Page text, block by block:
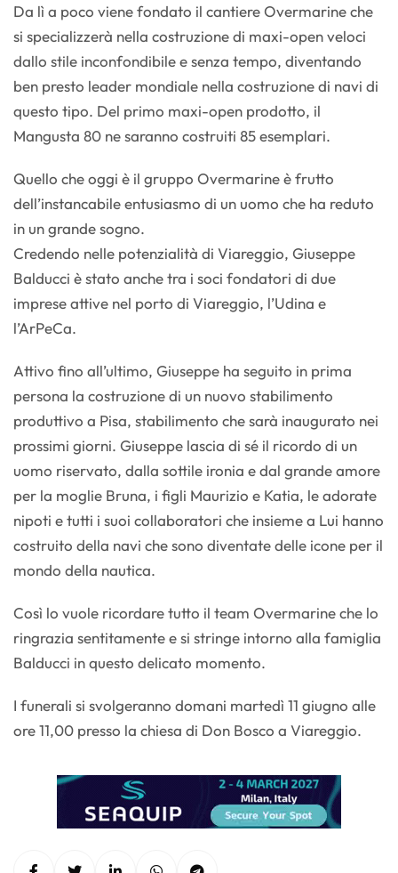
Da lì a poco viene fondato il cantiere Overmarine che
si specializzerà nella costruzione di maxi-open veloci
dallo stile inconfondibile e senza tempo, diventando
ben presto leader mondiale nella costruzione di navi di
questo tipo. Del primo maxi-open prodotto, il
Mangusta 80 ne saranno costruiti 85 esemplari.
Quello che oggi è il gruppo Overmarine è frutto
dell’instancabile entusiasmo di un uomo che ha reduto
in un grande sogno.
Credendo nelle potenzialità di Viareggio, Giuseppe
Balducci è stato anche tra i soci fondatori di due
imprese attive nel porto di Viareggio, l’Udina e
l’ArPeCa.
Attivo fino all’ultimo, Giuseppe ha seguito in prima
persona la costruzione di un nuovo stabilimento
produttivo a Pisa, stabilimento che sarà inaugurato nei
prossimi giorni. Giuseppe lascia di sé il ricordo di un
uomo riservato, dalla sottile ironia e dal grande amore
per la moglie Bruna, i figli Maurizio e Katia, le adorate
nipoti e tutti i suoi collaboratori che insieme a Lui hanno
costruito della navi che sono diventate delle icone per il
mondo della nautica.
Così lo vuole ricordare tutto il team Overmarine che lo
ringrazia sentitamente e si stringe intorno alla famiglia
Balducci in questo delicato momento.
I funerali si svolgeranno domani martedì 11 giugno alle
ore 11,00 presso la chiesa di Don Bosco a Viareggio.